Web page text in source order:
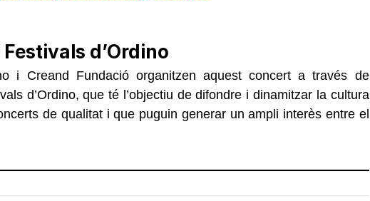
d’Ordino
i Creand Fundació organitzen aquest concert a través de
d’Ordino, que té l’objectiu de difondre i dinamitzar la cultura
de qualitat i que puguin generar un ampli interès entre el